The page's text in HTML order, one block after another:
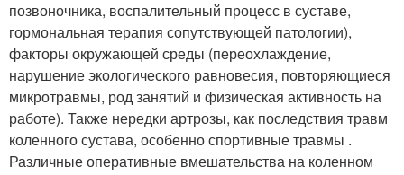
позвоночника, воспалительный процесс в суставе,
гормональная терапия сопутствующей патологии),
факторы окружающей среды (переохлаждение,
нарушение экологического равновесия, повторяющиеся
микротравмы, род занятий и физическая активность на
работе). Также нередки артрозы, как последствия травм
коленного сустава, особенно спортивные травмы .
Различные оперативные вмешательства на коленном